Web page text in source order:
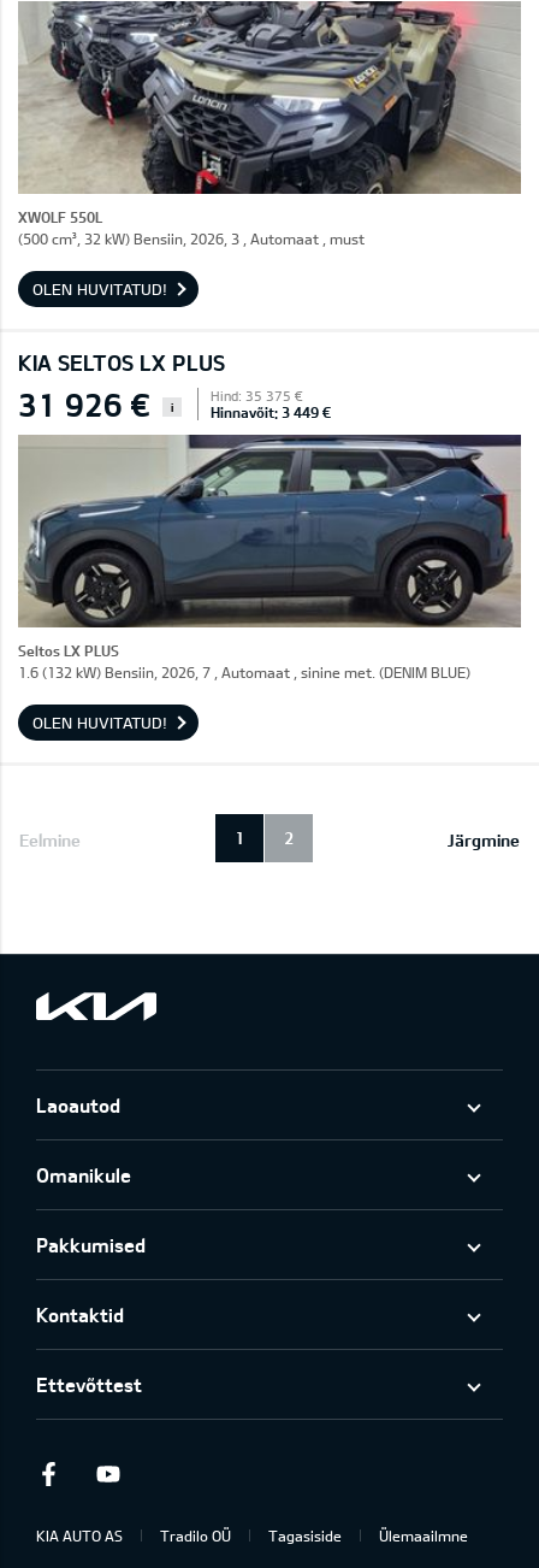
XWOLF 550L
(500 cm³, 32 kW) Bensiin, 2026, 3 , Automaat , must
OLEN HUVITATUD!
KIA SELTOS LX PLUS
31 926 € i
Hind: 35 375 €
Hinnavõit: 3 449 €
Seltos LX PLUS
1.6 (132 kW) Bensiin, 2026, 7 , Automaat , sinine met. (DENIM BLUE)
OLEN HUVITATUD!
Eelmine Järgmine
1 2
Laoautod
Omanikule
Pakkumised
Kontaktid
Ettevõttest
Facebook
KIA AUTO AS Tradilo OÜ Tagasiside Ülemaailmne